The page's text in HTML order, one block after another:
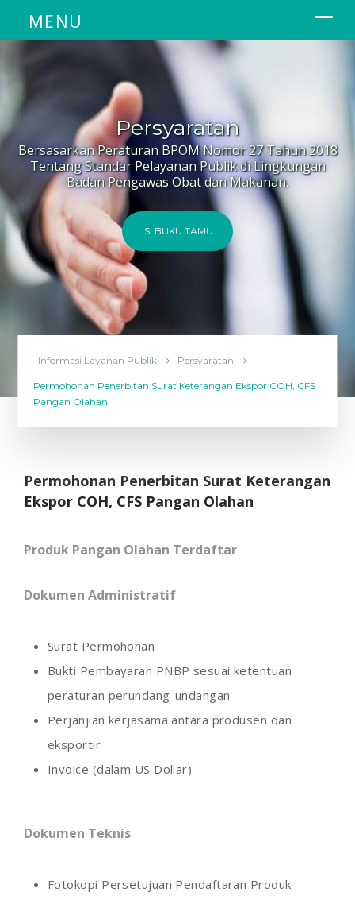
Persyaratan
Bersasarkan Peraturan BPOM Nomor 27 Tahun 2018
Tentang Standar Pelayanan Publik di Lingkungan
Badan Pengawas Obat dan Makanan.
ISI BUKU TAMU
Informasi Layanan Publik Persyaratan
Permohonan Penerbitan Surat Keterangan Ekspor COH, CFS
Pangan Olahan
Permohonan Penerbitan Surat Keterangan
Ekspor COH, CFS Pangan Olahan
Produk Pangan Olahan Terdaftar
Dokumen Administratif
Surat Permohonan
Bukti Pembayaran PNBP sesuai ketentuan
peraturan perundang-undangan
Perjanjian kerjasama antara produsen dan
eksportir
Invoice (dalam US Dollar)
Dokumen Teknis
Fotokopi Persetujuan Pendaftaran Produk